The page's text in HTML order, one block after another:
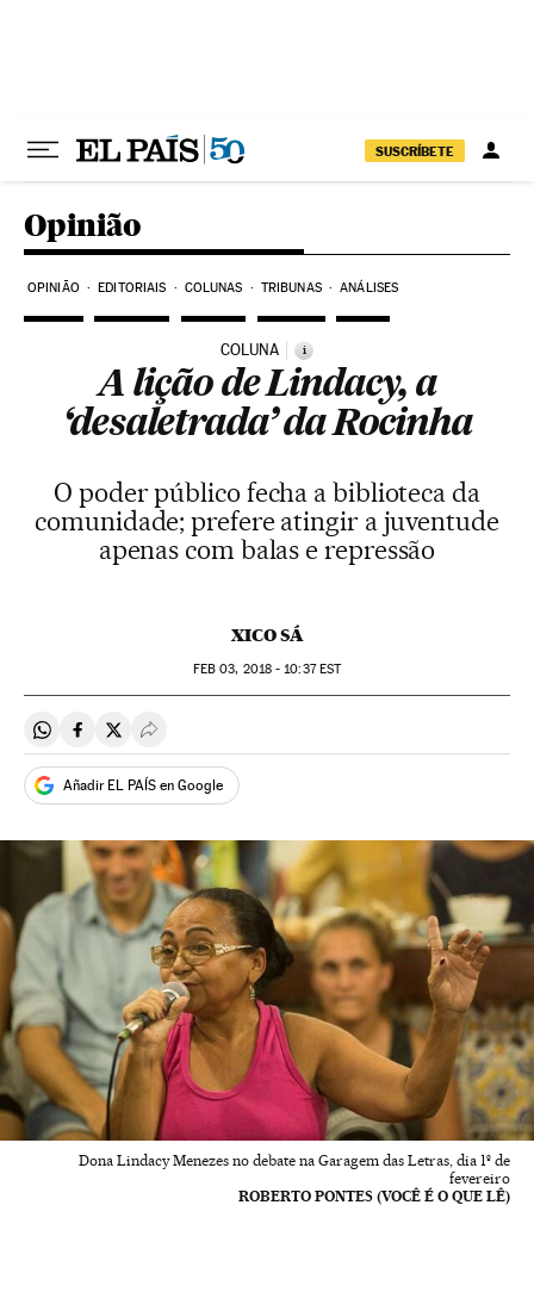
SUSCRÍBETE
Opinião
OPINIÃO EDITORIAIS COLUNAS TRIBUNAS ANÁLISES
COLUNA i
A lição de Lindacy, a
‘desaletrada’ da Rocinha
O poder público fecha a biblioteca da
comunidade; prefere atingir a juventude
apenas com balas e repressão
XICO SÁ
FEB 03, 2018 - 10:37EST
Compartir en Whatsapp
Compartir en Facebook
Compartir en Twitter
Desplegar Redes Sociales
Añadir EL PAÍS en Google
Dona Lindacy Menezes no debate na Garagem das Letras, dia 1º de
fevereiro
ROBERTO PONTES (VOCÊ É O QUE LÊ)